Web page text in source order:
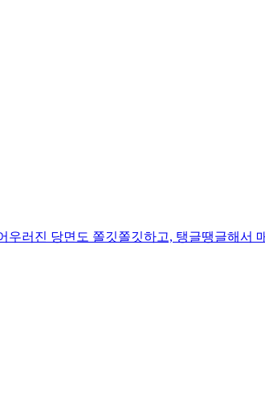
러진 당면도 쫄깃쫄깃하고, 탱글땡글해서